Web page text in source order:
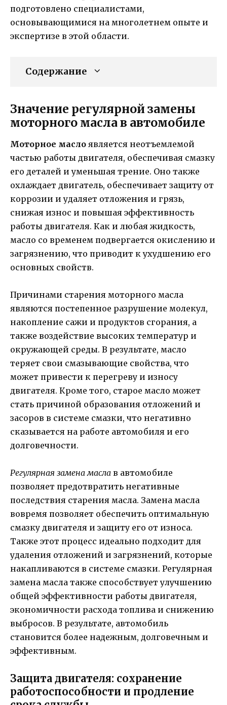
подготовлено специалистами,
основывающимися на многолетнем опыте и
экспертизе в этой области.
Содержание
Значение регулярной замены
моторного масла в автомобиле
Моторное масло является неотъемлемой
частью работы двигателя, обеспечивая смазку
его деталей и уменьшая трение. Оно также
охлаждает двигатель, обеспечивает защиту от
коррозии и удаляет отложения и грязь,
снижая износ и повышая эффективность
работы двигателя. Как и любая жидкость,
масло со временем подвергается окислению и
загрязнению, что приводит к ухудшению его
основных свойств.
Причинами старения моторного масла
являются постепенное разрушение молекул,
накопление сажи и продуктов сгорания, а
также воздействие высоких температур и
окружающей среды. В результате, масло
теряет свои смазывающие свойства, что
может привести к перегреву и износу
двигателя. Кроме того, старое масло может
стать причиной образования отложений и
засоров в системе смазки, что негативно
сказывается на работе автомобиля и его
долговечности.
Регулярная замена масла в автомобиле
позволяет предотвратить негативные
последствия старения масла. Замена масла
вовремя позволяет обеспечить оптимальную
смазку двигателя и защиту его от износа.
Также этот процесс идеально подходит для
удаления отложений и загрязнений, которые
накапливаются в системе смазки. Регулярная
замена масла также способствует улучшению
общей эффективности работы двигателя,
экономичности расхода топлива и снижению
выбросов. В результате, автомобиль
становится более надежным, долговечным и
эффективным.
Защита двигателя: сохранение
работоспособности и продление